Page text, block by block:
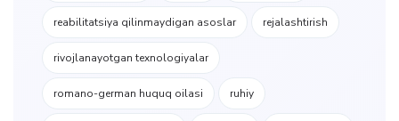
reabilitatsiya qilinmaydigan asoslar rejalashtirish
rivojlanayotgan texnologiyalar
romano-german huquq oilasi ruhiy